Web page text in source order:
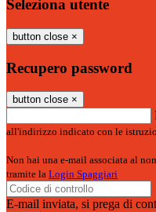
Seleziona utente
button close ×
Recupero password
button close ×
all'indirizzo indicato con le
Non hai una e-mail associata al
tramite la Login Spaggiari
E-mail inviata, si prega di